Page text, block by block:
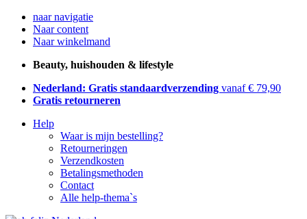
naar navigatie
Naar content
Naar winkelmand
Beauty, huishouden & lifestyle
Nederland: Gratis standaardverzending vanaf € 79,90
Gratis retourneren
Help
Waar is mijn bestelling?
Retourneringen
Verzendkosten
Betalingsmethoden
Contact
Alle help-thema`s